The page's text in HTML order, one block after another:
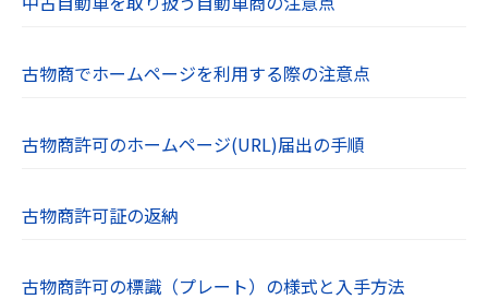
古物商でホームページを利用する際の注意点
古物商許可のホームページ(URL)届出の手順
古物商許可証の返納
古物商許可の標識（プレート）の様式と入手方法